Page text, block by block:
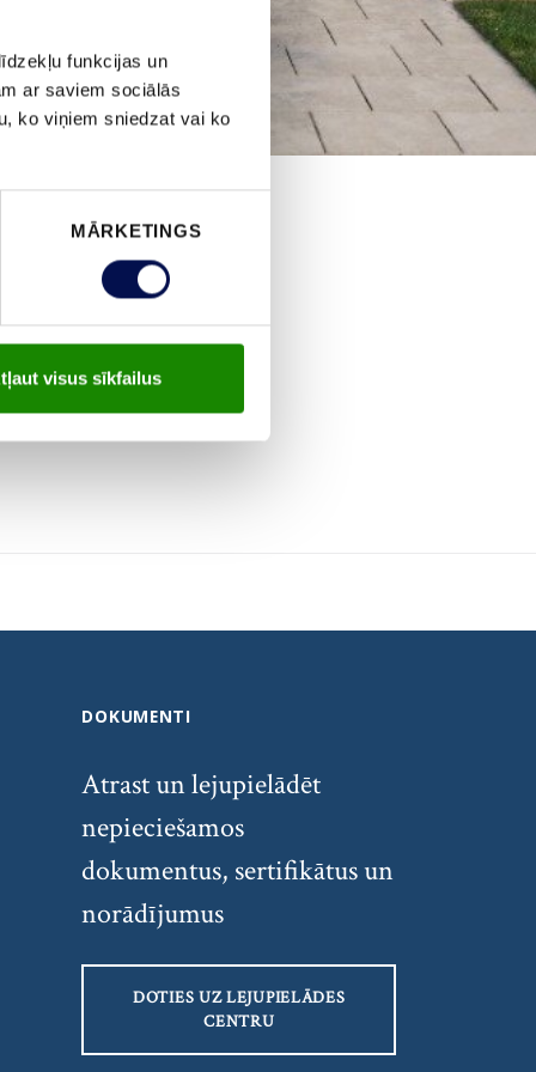
funkcijas un
ar saviem sociālās
ko viņiem sniedzat vai ko
MĀRKETINGS
visus sīkfailus
DOKUMENTI
Atrast un lejupielādēt
nepieciešamos
dokumentus, sertifikātus un
norādījumus
DOTIES UZ LEJUPIELĀDES
CENTRU